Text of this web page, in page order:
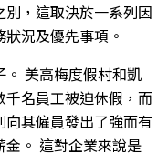
，這取決於一系列因
況及優先事項。
美高梅度假村和凱
名員工被迫休假，而
其僱員發出了強而有
。 這對企業來說是